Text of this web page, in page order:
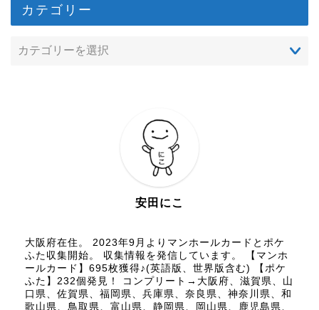
カテゴリー
安田にこ
大阪府在住。 2023年9月よりマンホールカードとポケ
ふた収集開始。 収集情報を発信しています。 【マンホ
ールカード】695枚獲得♪(英語版、世界版含む) 【ポケ
ふた】232個発見！ コンプリート→大阪府、滋賀県、山
口県、佐賀県、福岡県、兵庫県、奈良県、神奈川県、和
歌山県、鳥取県、富山県、静岡県、岡山県、鹿児島県、